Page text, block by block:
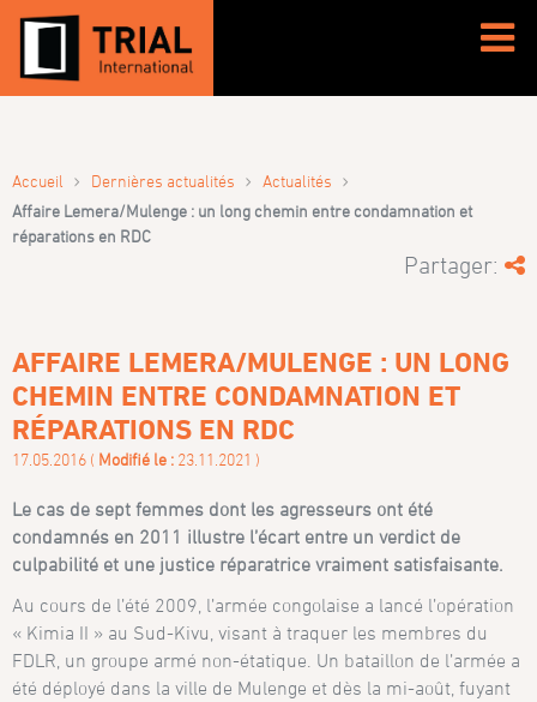
Accueil › Dernières actualités › Actualités ›
Affaire Lemera/Mulenge : un long chemin entre condamnation et
réparations en RDC
Partager:
AFFAIRE LEMERA/MULENGE : UN LONG
CHEMIN ENTRE CONDAMNATION ET
RÉPARATIONS EN RDC
17.05.2016 ( Modifié le : 23.11.2021 )
Le cas de sept femmes dont les agresseurs ont été
condamnés en 2011 illustre l’écart entre un verdict de
culpabilité et une justice réparatrice vraiment satisfaisante.
Au cours de l’été 2009, l’armée congolaise a lancé l’opération
« Kimia II » au Sud-Kivu, visant à traquer les membres du
FDLR, un groupe armé non-étatique. Un bataillon de l’armée a
été déployé dans la ville de Mulenge et dès la mi-août, fuyant